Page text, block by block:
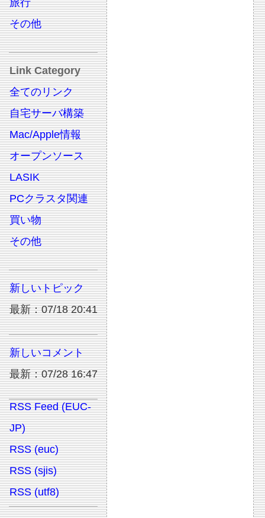
旅行
その他
Link Category
全てのリンク
自宅サーバ構築
Mac/Apple情報
オープンソース
LASIK
PCクラスタ関連
買い物
その他
新しいトピック
最新：07/18 20:41
新しいコメント
最新：07/28 16:47
RSS Feed (EUC-
JP)
RSS (euc)
RSS (sjis)
RSS (utf8)